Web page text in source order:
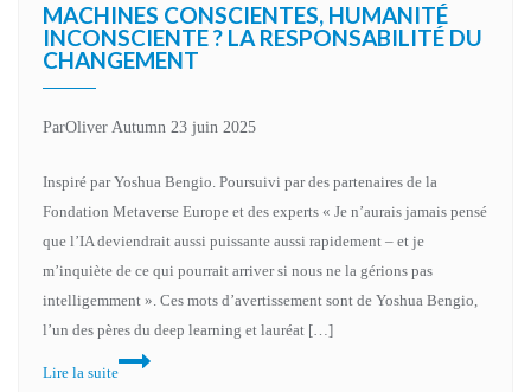
la
protection
données
le
développement
et
l’utilisation
de
systèmes
d’IA
MACHINES CONSCIENTES, HUMANITÉ
INCONSCIENTE ? LA RESPONSABILITÉ DU
CHANGEMENT
ParOliver Autumn 23 juin 2025
Inspiré par Yoshua Bengio. Poursuivi par des partenaires de la
Fondation Metaverse Europe et des experts « Je n’aurais jamais pensé
que l’IA deviendrait aussi puissante aussi rapidement – et je
m’inquiète de ce qui pourrait arriver si nous ne la gérions pas
intelligemment ». Ces mots d’avertissement sont de Yoshua Bengio,
l’un des pères du deep learning et lauréat […]
Lire la suite
Machines